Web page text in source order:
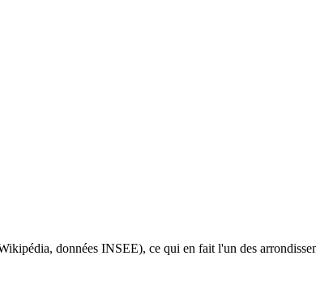
données INSEE), ce qui en fait l'un des